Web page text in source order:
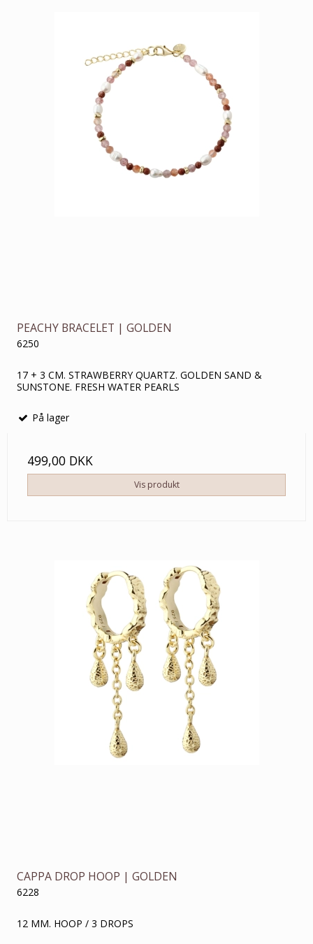
PEACHY BRACELET | GOLDEN
6250
17 + 3 CM. STRAWBERRY QUARTZ. GOLDEN SAND &
SUNSTONE. FRESH WATER PEARLS
På lager
499,00 DKK
Vis produkt
CAPPA DROP HOOP | GOLDEN
6228
12 MM. HOOP / 3 DROPS